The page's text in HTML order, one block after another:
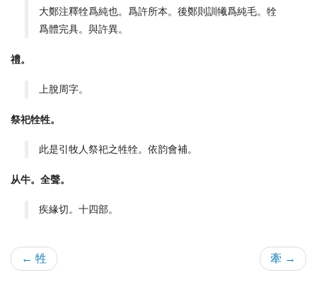
大鄭注釋牷爲純也。爲許所本。後鄭則訓犧爲純毛。牷
爲體完具。與許異。
禮。
上脫周字。
祭祀牷牲。
此是引牧人祭祀之牲牷。依韵會補。
从牛。全聲。
疾緣切。十四部。
← 牲 牽 →